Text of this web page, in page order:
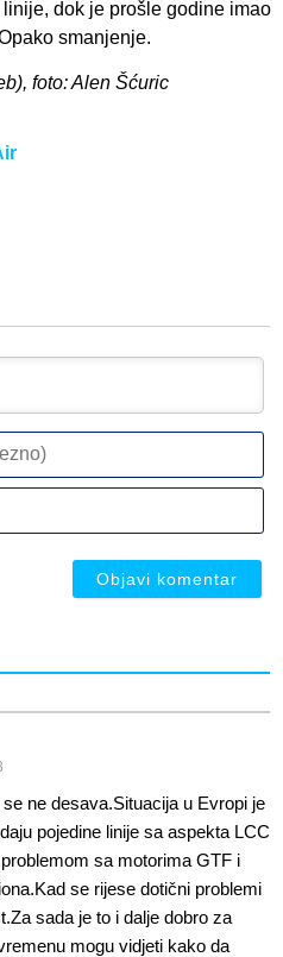
dok je prošle godine imao
smanjenje.
foto: Alen Šćuric
ne desava.Situacija u Evropi je
pojedine linije sa aspekta LCC
sa motorima GTF i
se rijese dotični problemi
sada je to i dalje dobro za
mogu vidjeti kako da